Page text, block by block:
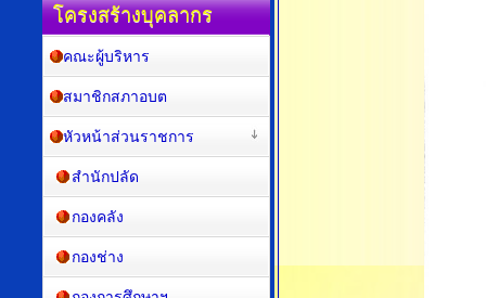
โครงสร้างบุคลากร
คณะผู้บริหาร
สมาชิกสภาอบต
หัวหน้าส่วนราชการ
สำนักปลัด
กองคลัง
กองช่าง